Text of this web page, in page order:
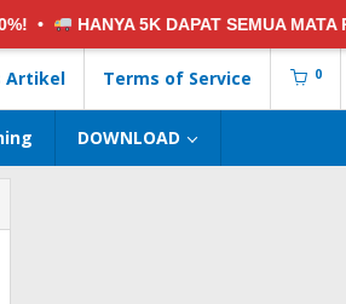
DAPAT SEMUA MATA PELAJARAN •
Artikel Terms of Service 0
DOWNLOAD